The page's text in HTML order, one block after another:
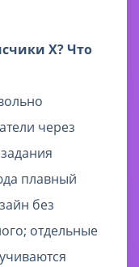
X? Что
через
плавный
без
отдельные